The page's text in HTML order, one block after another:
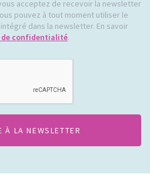
acceptez de recevoir la newsletter
pouvez à tout moment utiliser le
dans la newsletter. En savoir
confidentialité.